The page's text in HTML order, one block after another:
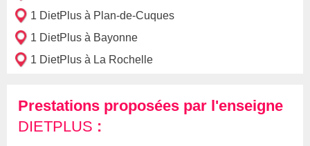
1 DietPlus à Plan-de-Cuques
1 DietPlus à Bayonne
1 DietPlus à La Rochelle
Prestations proposées par l'enseigne
DIETPLUS :